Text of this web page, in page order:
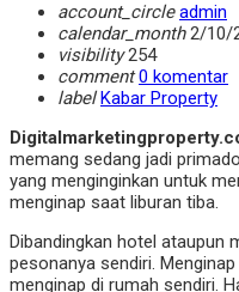
account_circle admin
calendar_month2/10/
visibility254
comment 0 komentar
label Kabar Property
memang sedang jadi
yang menginginkan untuk
menginap saat liburan tiba.
Dibandingkan hotel ataupun
pesonanya sendiri.
menginap di rumah sendiri.